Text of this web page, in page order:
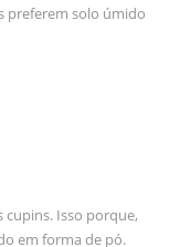
preferem solo úmido
cupins. Isso porque,
em forma de pó.